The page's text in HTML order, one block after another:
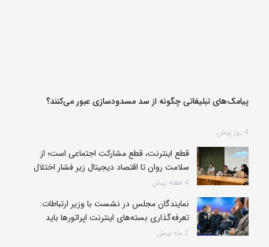
پیامک‌های تبلیغاتی چگونه از سد مسدودسازی عبور می‌کنند؟
4 روز پیش
قطع اینترنت، قطع مشارکت اجتماعی است؛ از
سلامت روان تا اقتصاد دیجیتال زیر فشار اختلال
4 هفته پیش
نمایندگان مجلس در نشست با وزیر ارتباطات:
تعرفه‌گذاری بسته‌های اینترنت اپراتورها باید
متناسب با ارائه خدمات باشد
2 ماه پیش